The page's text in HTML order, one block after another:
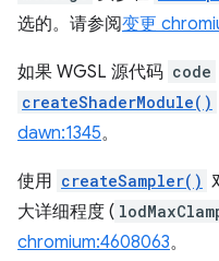
选的。请参阅变更
如果 WGSL 源代码 code
createShaderModule()
dawn:1345。
使用 createSampler()
大详细程度 (
chromium:4608063。